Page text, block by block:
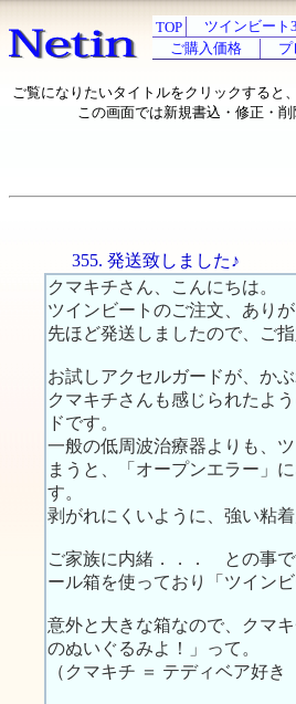
TOP ツインビート
ご購入価格
プ
ご覧になりたいタイトルをクリックすると
この画面では新規書込・修正・削
355. 発送致しました♪
クマキチさん、こんにちは。
ツインビートのご注文、あり
先ほど発送しましたので、ご
お試しアクセルガードが、か
クマキチさんも感じられたよ
ドです。
一般の低周波治療器よりも、
まうと、「オープンエラー」
す。
剥がれにくいように、強い粘着
ご家族に内緒．．． との事
ール箱を使っており「ツイン
意外と大きな箱なので、クマ
のぬいぐるみよ！」って。
（クマキチ ＝ テディベア好き